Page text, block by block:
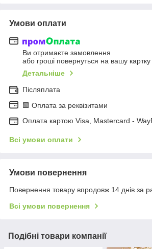
Умови оплати
Ви отримаєте замовлення
або гроші повернуться на вашу картку
Детальніше
Післяплата
🟩 Оплата за реквізитами
Оплата картою Visa, Mastercard -
Всі умови оплати
Умови повернення
Повернення товару впродовж 14 днів за
Всі умови повернення
Подібні товари компанії